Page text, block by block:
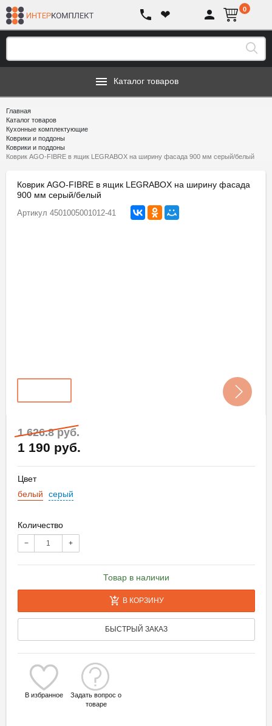
❤ 0
Каталог товаров
Главная
Каталог товаров
Кухонные комплектующие
Коврики и поддоны
Коврики и поддоны
Коврик AGO-FIBRE в ящик LEGRABOX на ширину фасада 900 мм серый/белый
Коврик AGO-FIBRE в ящик LEGRABOX на ширину фасада
900 мм серый/белый
Артикул 4501005001012-41
1 626.8 руб.
1 190 руб.
Цвет
белый
серый
Количество
− +
Товар в наличии
В КОРЗИНУ
БЫСТРЫЙ ЗАКАЗ
В избранное
Задать вопрос о
товаре